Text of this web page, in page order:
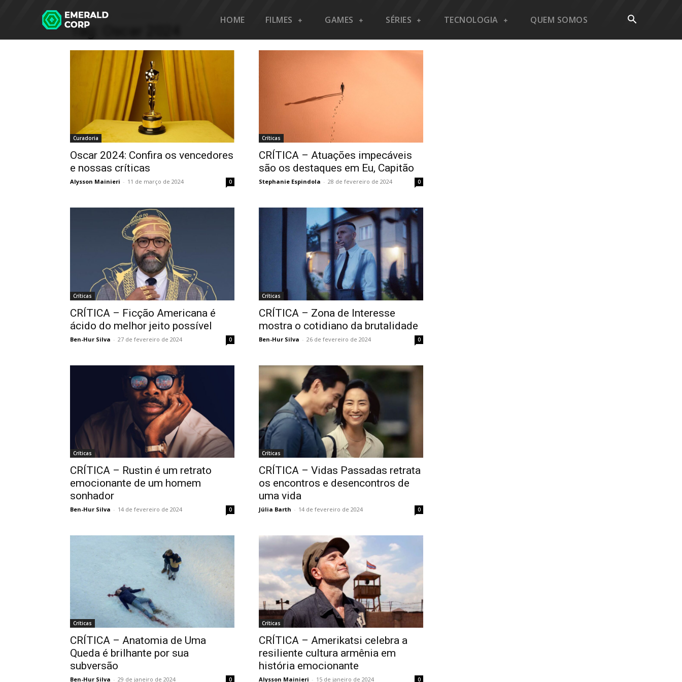
HOME FILMES GAMES SÉRIES TECNOLOGIA QUEM SOMOS
Home Tags
Tag: Oscar 2024
Curadoria
Oscar 2024: Confira os vencedores
e nossas críticas
Alysson Mainieri - 11 de março de 2024 0
Críticas
CRÍTICA – Atuações impecáveis
são os destaques em Eu, Capitão
Stephanie Espindola - 28 de fevereiro de 2024 0
Críticas
CRÍTICA – Ficção Americana é
ácido do melhor jeito possível
Ben-Hur Silva - 27 de fevereiro de 2024 0
Críticas
CRÍTICA – Zona de Interesse
mostra o cotidiano da brutalidade
Ben-Hur Silva - 26 de fevereiro de 2024 0
Críticas
CRÍTICA – Rustin é um retrato
emocionante de um homem
sonhador
Ben-Hur Silva - 14 de fevereiro de 2024 0
Críticas
CRÍTICA – Vidas Passadas retrata
os encontros e desencontros de
uma vida
Júlia Barth - 14 de fevereiro de 2024 0
Críticas
CRÍTICA – Anatomia de Uma
Queda é brilhante por sua
subversão
Ben-Hur Silva - 29 de janeiro de 2024 0
Críticas
CRÍTICA – Amerikatsi celebra a
resiliente cultura armênia em
história emocionante
Alysson Mainieri - 15 de janeiro de 2024 0